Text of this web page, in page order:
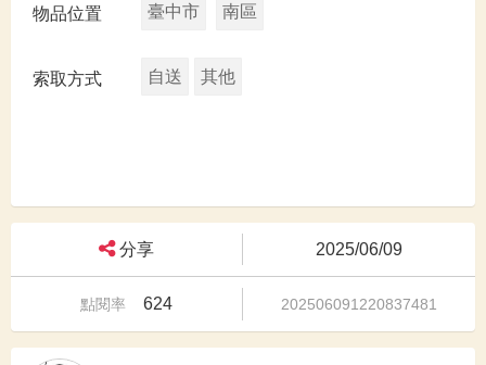
物品位置 臺中市 南區
索取方式 自送 其他
分享 2025/06/09
點閱率 624 202506091220837481